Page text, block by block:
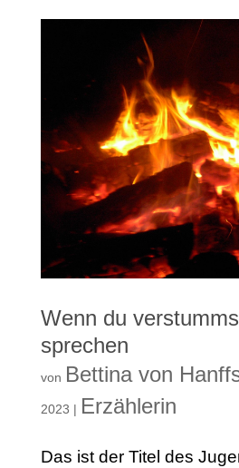
Wenn du
sprechen
von Bettina von
2023 | Erzählerin
Das ist der Titel des